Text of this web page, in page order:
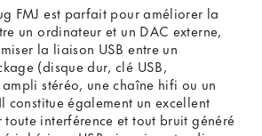
FMJ est parfait pour améliorer la
un ordinateur et un DAC externe,
la liaison USB entre un
(disque dur, clé USB,
stéréo, une chaîne hifi ou un
constitue également un excellent
interférence et tout bruit généré